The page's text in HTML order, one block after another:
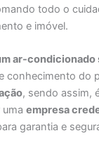
todo o
e imóvel.
ar-condicionado
conhecimento do
, sendo assim,
umaempresa
garantia e